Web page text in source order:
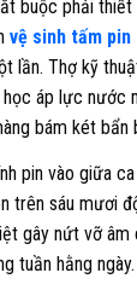
buộc phải
vệ sinh tấm
lần. Thợ kỹ
học áp lực nước
bám két bẩn
pin vào giữa
trên sáu mươi
gây nứt vỡ
tuần hằng ngày.